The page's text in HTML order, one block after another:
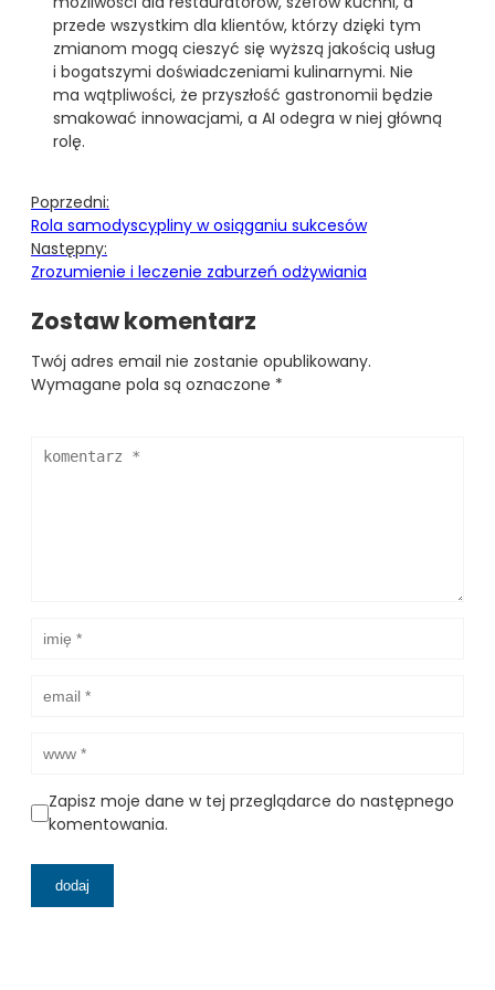
przede wszystkim dla klientów, którzy dzięki tym
zmianom mogą cieszyć się wyższą jakością usług
i bogatszymi doświadczeniami kulinarnymi. Nie
ma wątpliwości, że przyszłość gastronomii będzie
smakować innowacjami, a AI odegra w niej główną
rolę.
Poprzedni:
Rola samodyscypliny w osiąganiu sukcesów
Następny:
Zrozumienie i leczenie zaburzeń odżywiania
Zostaw komentarz
Twój adres email nie zostanie opublikowany.
Wymagane pola są oznaczone *
Zapisz moje dane w tej przeglądarce do następnego
komentowania.